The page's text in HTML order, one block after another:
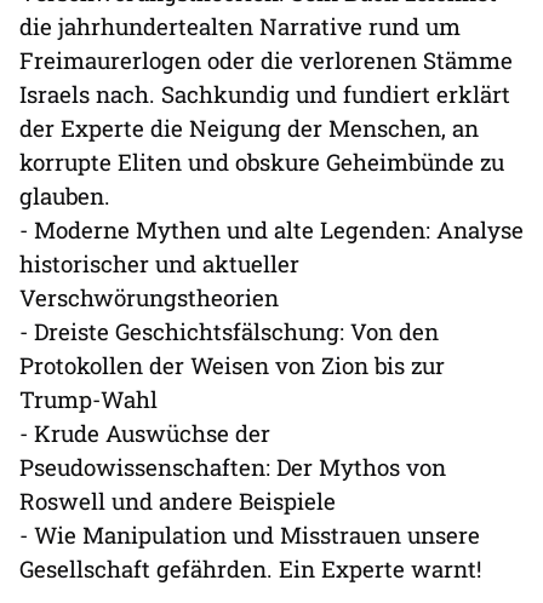
die jahrhundertealten Narrative rund um
Freimaurerlogen oder die verlorenen Stämme
Israels nach. Sachkundig und fundiert erklärt
der Experte die Neigung der Menschen, an
korrupte Eliten und obskure Geheimbünde zu
glauben.
- Moderne Mythen und alte Legenden: Analyse
historischer und aktueller
Verschwörungstheorien
- Dreiste Geschichtsfälschung: Von den
Protokollen der Weisen von Zion bis zur
Trump-Wahl
- Krude Auswüchse der
Pseudowissenschaften: Der Mythos von
Roswell und andere Beispiele
- Wie Manipulation und Misstrauen unsere
Gesellschaft gefährden. Ein Experte warnt!